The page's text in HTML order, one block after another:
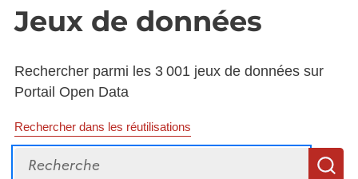
Jeux de données
Rechercher parmi les 3 001 jeux de données sur
Portail Open Data
Rechercher dans les réutilisations
Recherche